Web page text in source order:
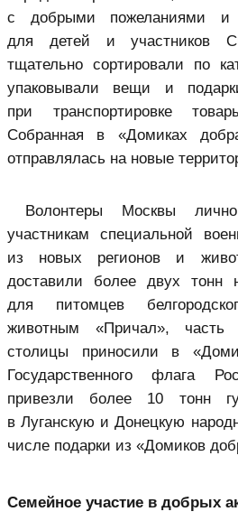
с добрыми пожеланиями и
для детей и участников
тщательно сортировали по
упаковывали вещи и
при транспортировке
Собранная в «Домиках
отправлялась на новые
Волонтеры Москвы
участникам специальной
из новых регионов и
доставили более двух тонн
для питомцев
животным «Причал»,
столицы приносили в
Государственного флага
привезли более 10 тонн
в Луганскую и Донецкую
числе подарки из «Домиков
Семейное участие в добрых